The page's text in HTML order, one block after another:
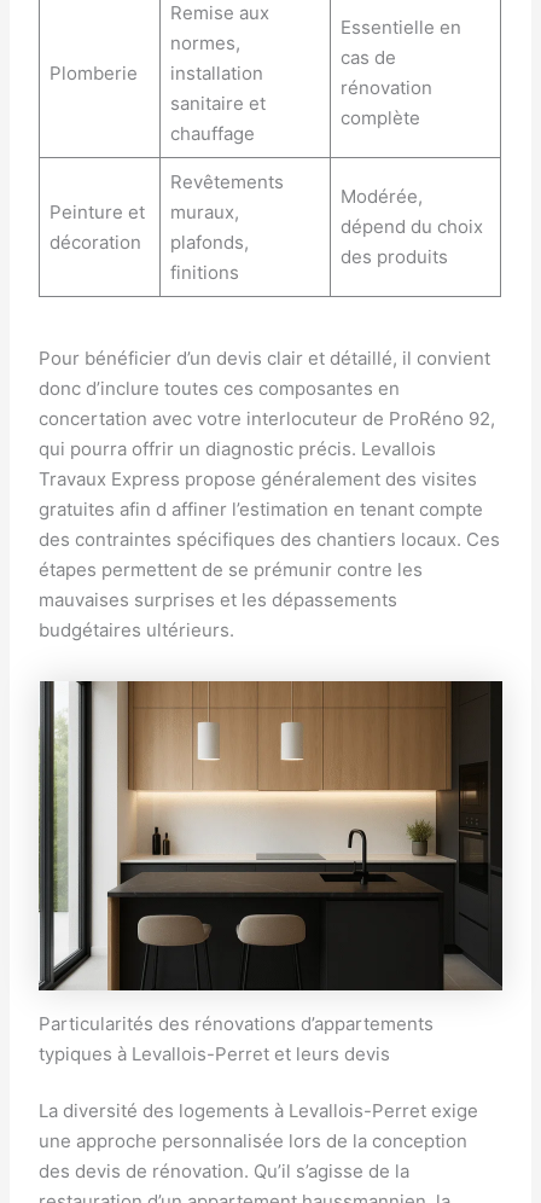
Plomberie
Remise aux
normes,
installation
sanitaire et
chauffage
Essentielle en
cas de
rénovation
complète
Peinture et
décoration
Revêtements
muraux,
plafonds,
finitions
Modérée,
dépend du choix
des produits
Pour bénéficier d’un devis clair et détaillé, il convient
donc d’inclure toutes ces composantes en
concertation avec votre interlocuteur de ProRéno 92,
qui pourra offrir un diagnostic précis. Levallois
Travaux Express propose généralement des visites
gratuites afin d affiner l’estimation en tenant compte
des contraintes spécifiques des chantiers locaux. Ces
étapes permettent de se prémunir contre les
mauvaises surprises et les dépassements
budgétaires ultérieurs.
Particularités des rénovations d’appartements
typiques à Levallois-Perret et leurs devis
La diversité des logements à Levallois-Perret exige
une approche personnalisée lors de la conception
des devis de rénovation. Qu’il s’agisse de la